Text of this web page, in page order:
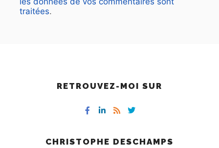
traitées.
RETROUVEZ-MOI SUR
CHRISTOPHE DESCHAMPS